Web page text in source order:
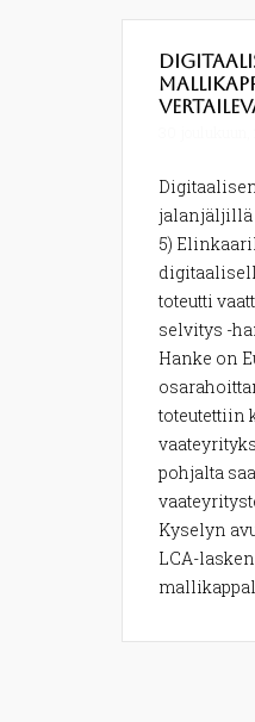
jalanjäljillä
5)
toteutti
selvitys -
Hanke on
toteutettiin
pohjalta
Kyselyn
LCA-